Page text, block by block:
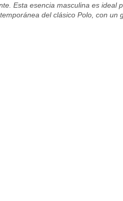
Esta esencia masculina es ideal
del clásico Polo, con un